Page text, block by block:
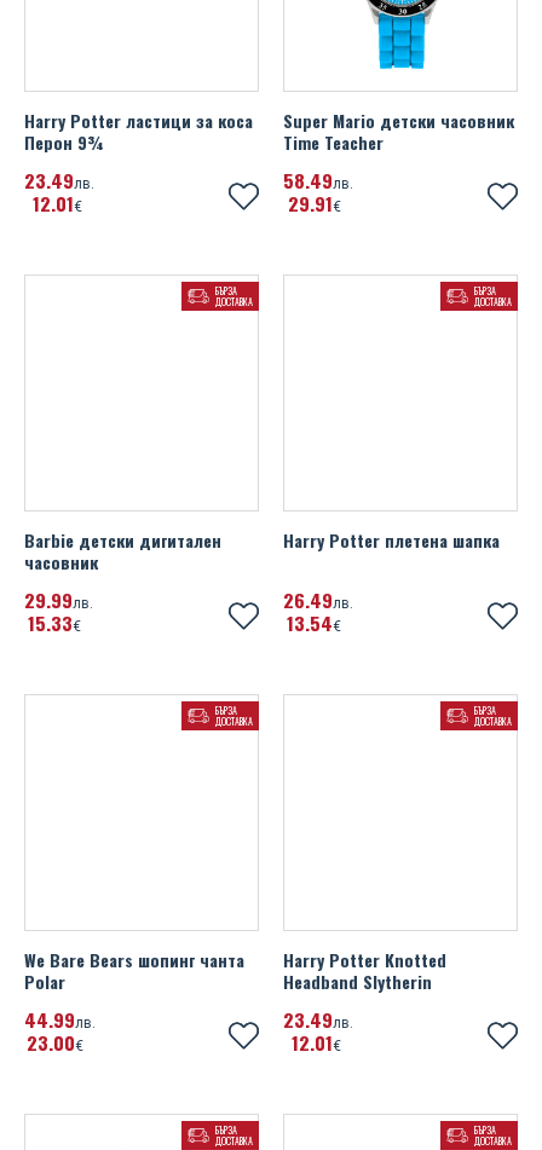
Harry Potter ластици за коса
Перон 9¾
23 49лв.
12 01€
Super Mario детски часовник
Time Teacher
58 49лв.
29 91€
БЪРЗА
ДОСТАВКА
Barbie детски дигитален
часовник
29 99лв.
15 33€
БЪРЗА
ДОСТАВКА
Harry Potter плетена шапка
26 49лв.
13 54€
БЪРЗА
ДОСТАВКА
We Bare Bears шопинг чанта
Polar
44 99лв.
23 00€
БЪРЗА
ДОСТАВКА
Harry Potter Knotted
Headband Slytherin
23 49лв.
12 01€
БЪРЗА
ДОСТАВКА
БЪРЗА
ДОСТАВКА